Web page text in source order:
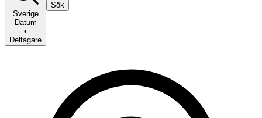
Sverige
Datum
•
Deltagare
Sök